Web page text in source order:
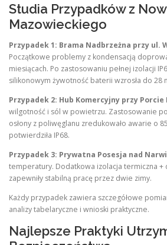
Studia Przypadków z
Mazowieckiego
Przypadek 1: Brama Nadbrzeżna przy ul.
Początkowe problemy z kondensacją
miesiącach. Po zastosowaniu pełnej izolacji
silikonowym żywotność baterii wzrosła do 28
Przypadek 2: Hub Komercyjny przy Porcie
wilgotność i sól w powietrzu. Zastosowanie
osłony z poliwęglanu zredukowało awarie o
potwierdziła IP68.
Przypadek 3: Prywatna Posesja nad
temperatury. Dodatkowa izolacja termiczna +
zapewniły stabilną pracę przez dwie zimy.
Każdy przypadek zawiera szczegółowe
analizy tabelaryczne i wnioski praktyczne.
Najlepsze Praktyki